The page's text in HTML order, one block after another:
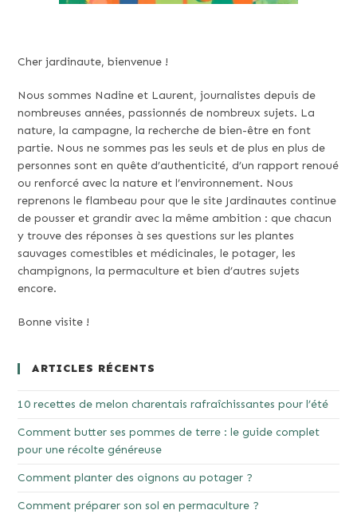
Cher jardinaute, bienvenue !
Nous sommes Nadine et Laurent, journalistes depuis de
nombreuses années, passionnés de nombreux sujets. La
nature, la campagne, la recherche de bien-être en font
partie. Nous ne sommes pas les seuls et de plus en plus de
personnes sont en quête d’authenticité, d’un rapport renoué
ou renforcé avec la nature et l’environnement. Nous
reprenons le flambeau pour que le site Jardinautes continue
de pousser et grandir avec la même ambition : que chacun
y trouve des réponses à ses questions sur les plantes
sauvages comestibles et médicinales, le potager, les
champignons, la permaculture et bien d’autres sujets
encore.
Bonne visite !
ARTICLES RÉCENTS
10 recettes de melon charentais rafraîchissantes pour l’été
Comment butter ses pommes de terre : le guide complet
pour une récolte généreuse
Comment planter des oignons au potager ?
Comment préparer son sol en permaculture ?